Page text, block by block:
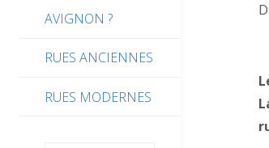
AVIGNON ?
RUES ANCIENNES
RUES MODERNES